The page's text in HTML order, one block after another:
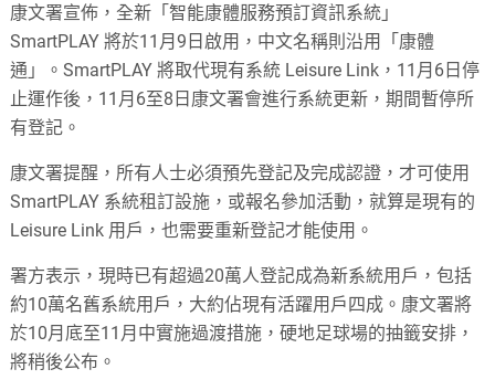
康文署宣佈，全新「智能康體服務預訂資訊系統」
SmartPLAY 將於11月9日啟用，中文名稱則沿用「康體
通」。SmartPLAY 將取代現有系統 Leisure Link，11月6日停
止運作後，11月6至8日康文署會進行系統更新，期間暫停所
有登記。
康文署提醒，所有人士必須預先登記及完成認證，才可使用
SmartPLAY 系統租訂設施，或報名參加活動，就算是現有的
Leisure Link 用戶，也需要重新登記才能使用。
署方表示，現時已有超過20萬人登記成為新系統用戶，包括
約10萬名舊系統用戶，大約佔現有活躍用戶四成。康文署將
於10月底至11月中實施過渡措施，硬地足球場的抽籤安排，
將稍後公布。